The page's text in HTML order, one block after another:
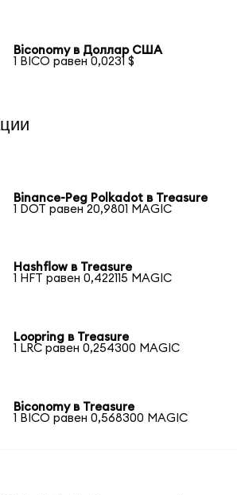
Biconomy в Доллар США
1 BICO равен 0,0231 $
Binance-Peg Polkadot в Treasure
1 DOT равен 20,9801 MAGIC
Hashflow в Treasure
1 HFT равен 0,422115 MAGIC
Loopring в Treasure
1 LRC равен 0,254300 MAGIC
Biconomy в Treasure
1 BICO равен 0,568300 MAGIC